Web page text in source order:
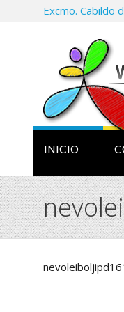
Excmo. Cabildo
INICIO